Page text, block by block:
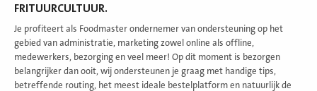
FRITUURCULTUUR.
Je profiteert als Foodmaster ondernemer van ondersteuning op het
gebied van administratie, marketing zowel online als offline,
medewerkers, bezorging en veel meer! Op dit moment is bezorgen
belangrijker dan ooit, wij ondersteunen je graag met handige tips,
betreffende routing, het meest ideale bestelplatform en natuurlijk de